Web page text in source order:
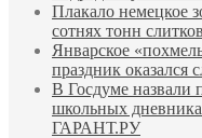
Плакало немецкое
сотнях тонн
Январское
праздник оказался
В Госдуме назвали
школьных
ГАРАНТ.РУ